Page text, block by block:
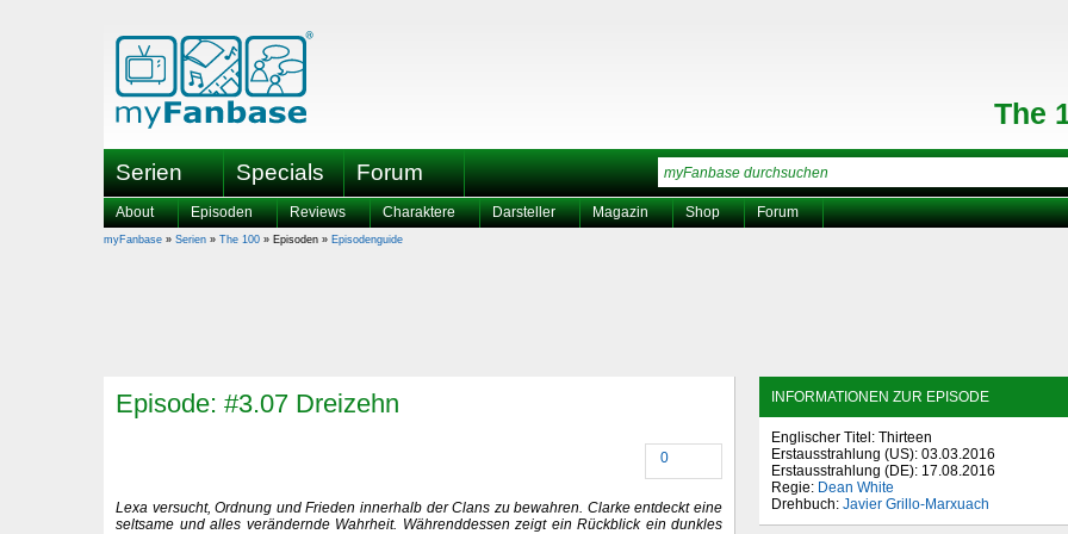
The
Serien Specials Forum
About Episoden Reviews Charaktere Darsteller Magazin Shop Forum
myFanbase » Serien » The 100 » Episoden » Episodenguide
Episode: #3.07 Dreizehn
0
Lexa versucht, Ordnung und Frieden innerhalb der Clans zu bewahren. Clarke entdeckt eine
seltsame und alles verändernde Wahrheit. Währenddessen zeigt ein Rückblick ein dunkles
INFORMATIONEN ZUR EPISODE
Englischer Titel: Thirteen
Erstausstrahlung (US): 03.03.2016
Erstausstrahlung (DE): 17.08.2016
Regie: Dean White
Drehbuch: Javier Grillo-Marxuach